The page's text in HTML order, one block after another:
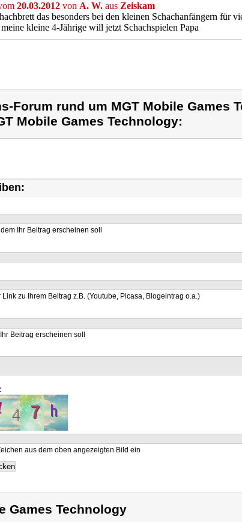
20.03.2012 von A. W. aus Zeiskam
das besonders bei den kleinen Schachanfängern für
kleine 4-Jährige will jetzt Schachspielen Papa
Forum rund um MGT Mobile Games
Mobile Games Technology:
Ihr Beitrag erscheinen soll
zu Ihrem Beitrag z.B. (Youtube, Picasa, Blogeintrag o.a.)
Beitrag erscheinen soll
aus dem oben angezeigten Bild ein
Games Technology